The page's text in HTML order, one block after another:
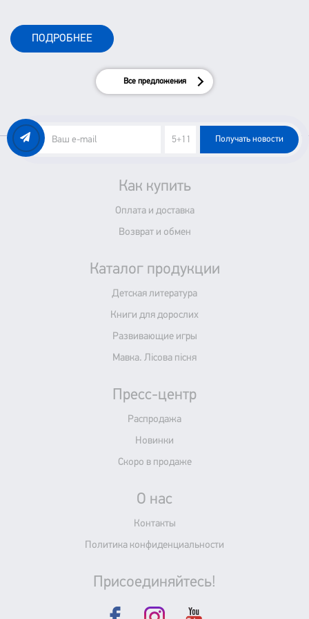
ПОДРОБНЕЕ
Все предложения
Получать новости
Как купить
Оплата и доставка
Возврат и обмен
Каталог продукции
Детская литература
Книги для дорослих
Развивающие игры
Мавка. Лісова пісня
Пресс-центр
Распродажа
Новинки
Скоро в продаже
О нас
Контакты
Политика конфиденциальности
Присоединяйтесь!